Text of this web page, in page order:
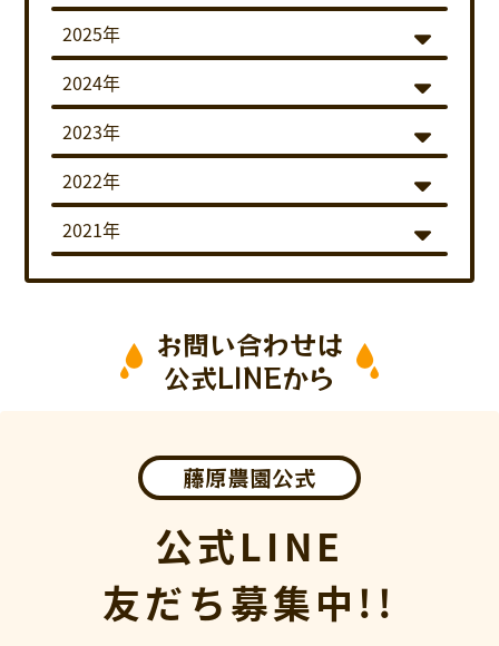
2025年
2024年
2023年
2022年
2021年
お問い合わせは
公式LINEから
藤原農園公式
公式LINE
友だち募集中!!